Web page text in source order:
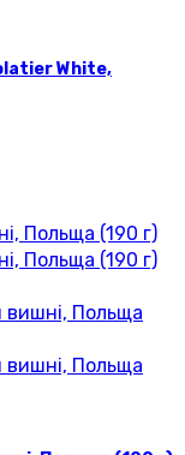
White,